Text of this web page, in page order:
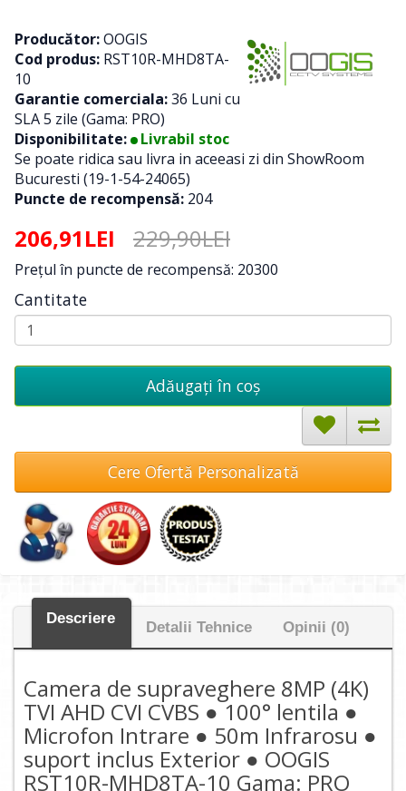
Producător:OOGIS
Cod produs: RST10R-MHD8TA-
10
Garantie comerciala:36 Luni cu
SLA 5 zile (Gama: PRO)
Disponibilitate:
Livrabil stoc
Se poate ridica sau livra in aceeasi zi din ShowRoom
Bucuresti (19-1-54-24065)
Puncte de recompensă: 204
206,91LEI 229,90LEI
Preţul în puncte de recompensă: 20300
Cantitate
Adăugați în coş
Cere Ofertă Personalizată
Descriere
Detalii Tehnice Opinii (0)
Camera de supraveghere 8MP (4K)
TVI AHD CVI CVBS ● 100° lentila ●
Microfon Intrare ● 50m Infrarosu ●
suport inclus Exterior ● OOGIS
RST10R-MHD8TA-10 Gama: PRO